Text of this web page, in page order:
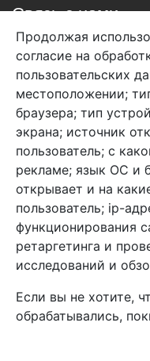
Связь с нами
+7 (495) 933-
info@arben-textile.ru-
Арбен текстиль г.
1-й Советский д.25,
Мы в соц. сетях
2026
Продолжая
согласие на
пользовательских
местоположении;
браузера; тип
экрана; источник
пользователь; с
рекламе; язык ОС и
открывает и на
пользователь; ip-
функционирования
ретаргетинга и
исследований и
Если вы не хотите,
обрабатывались,